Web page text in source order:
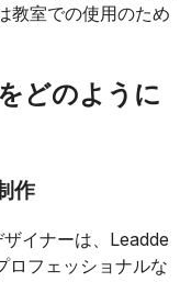
教室での使用のため
どのように
作
イナーは、Leadde
ロフェッショナルな